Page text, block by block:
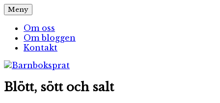
Hoppa
till
innehåll
Barnboksprat
– en blogg om barnböcker
Meny
Om oss
Om bloggen
Kontakt
Blött, sött och salt